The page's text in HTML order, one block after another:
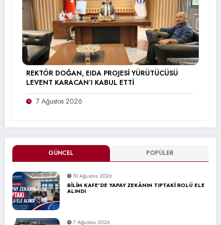
GÜNCEL POPÜLER
10 Ağustos 2026
BİLİM KAFE’DE YAPAY ZEKÂNIN TIPTAKİ ROLÜ ELE
ALINDI
7 Ağustos 2026
REKTÖR DOĞAN, EIDA PROJESİ YÜRÜTÜCÜSÜ
LEVENT KARACAN’I KABUL ETTİ
7 Ağustos 2026